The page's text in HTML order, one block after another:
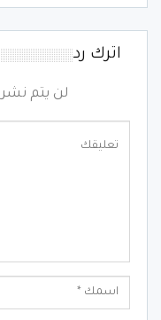
اترك رد
لن يتم نشر